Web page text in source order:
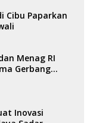
Cibu Paparkan
Menag RI
Gerbang
Inovasi